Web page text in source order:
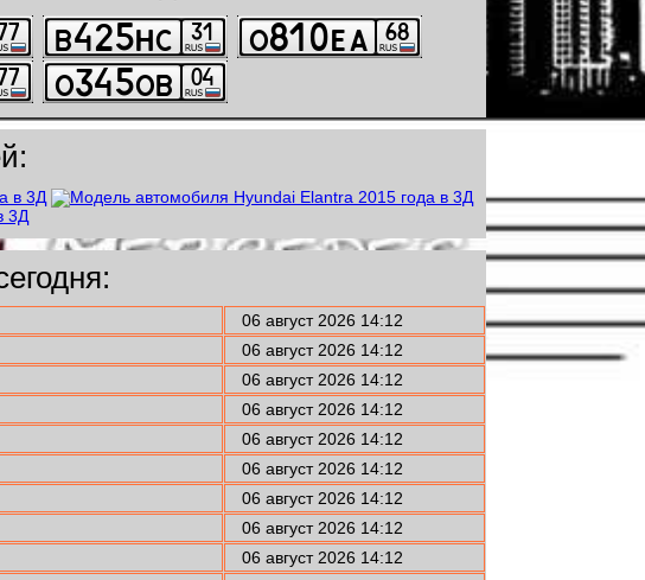
06 август 2026 14:12
06 август 2026 14:12
06 август 2026 14:12
06 август 2026 14:12
06 август 2026 14:12
06 август 2026 14:12
06 август 2026 14:12
06 август 2026 14:12
06 август 2026 14:12